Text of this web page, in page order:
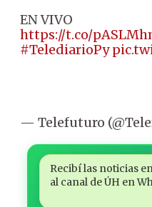
EN VIVO
https://t.co/
#TelediarioPy
— Telefuturo
Recibí las noticias
al canal de ÚH en